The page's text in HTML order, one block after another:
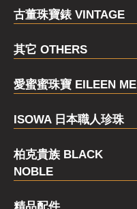
古董珠寶錶 VINTAGE
其它 OTHERS
愛蜜蜜珠寶 EILEEN ME
ISOWA 日本職人珍珠
柏克貴族 BLACK
NOBLE
精品配件